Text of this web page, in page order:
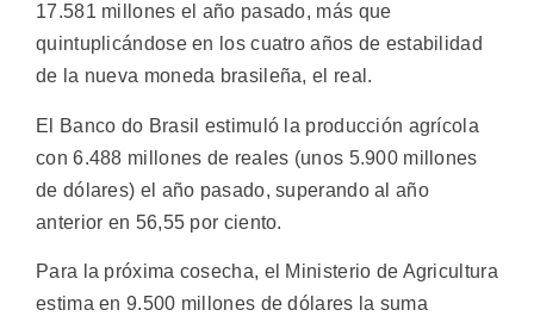
17.581 millones el año pasado, más que
quintuplicándose en los cuatro años de estabilidad
de la nueva moneda brasileña, el real.
El Banco do Brasil estimuló la producción agrícola
con 6.488 millones de reales (unos 5.900 millones
de dólares) el año pasado, superando al año
anterior en 56,55 por ciento.
Para la próxima cosecha, el Ministerio de Agricultura
estima en 9.500 millones de dólares la suma